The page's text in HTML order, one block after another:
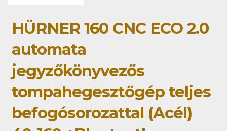
HÜRNER 160 CNC ECO 2.0
automata
jegyzőkönyvezős
tompahegesztőgép teljes
befogósorozattal (Acél)